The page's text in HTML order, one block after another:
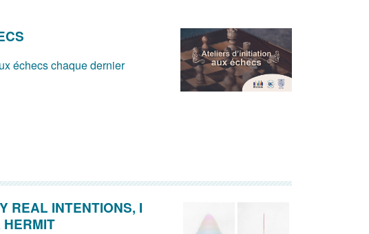
échecs chaque dernier
REAL INTENTIONS, I